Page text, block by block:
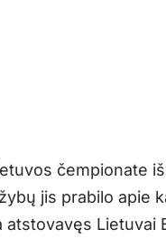
čempionate
jis prabilo apie
atstovavęs Lietuvai